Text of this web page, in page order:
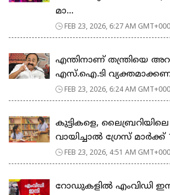
മാ...
FEB 23, 2026, 6:27 AM
എന്തിനാണ് തന്ത്രിയെ
എസ്.ഐ.ടി
FEB 23, 2026, 6:24 AM
കുട്ടികളെ,
വായിച്ചാല്‍ ഗ്രേസ്
FEB 23, 2026, 4:51 AM
റോഡുകളില്‍ എംവിഡി